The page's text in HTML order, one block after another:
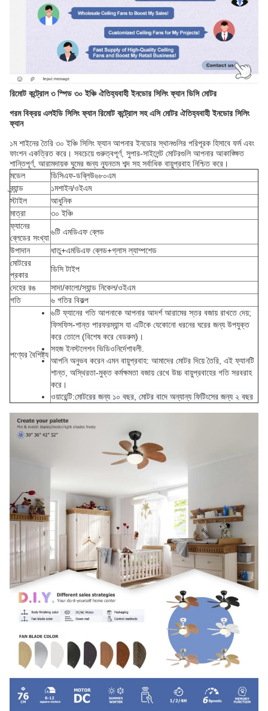
রিমোট কন্ট্রোল ৩ স্পিড ৩০ ইঞ্চি ঐতিহ্যবাহী ইনডোর সিলিং ফ্যান ডিসি মোটর
গরম বিক্রয় এলইডি সিলিং ফ্যান রিমোট কন্ট্রোল সহ এসি মোটর ঐতিহ্যবাহী ইনডোর সিলিং
ফ্যান
১ম শাইনের তৈরি ৩০ ইঞ্চি সিলিং ফ্যান আপনার ইনডোর স্থানগুলির পরিপূরক হিসাবে ফর্ম এবং
ফাংশন একত্রিত করে। সবচেয়ে গুরুত্বপূর্ণ, সুপার-সাইলেন্ট মোটরগুলি আপনার আকাঙ্ক্ষিত
শান্তিপূর্ণ, আরামদায়ক ঘুমের জন্য ন্যূনতম শব্দ সহ সর্বাধিক বায়ুপ্রবাহ নিশ্চিত করে।
মডেল
ডিসিএফ-ডব্লিউ৬৮০এম
ব্র্যান্ড
১মশাইন/ওইএম
স্টাইল
আধুনিক
মাত্রা
৩০ ইঞ্চি
ফ্যানের
ব্লেডের সংখ্যা
৬টি এমডিএফ ব্লেড
উপাদান
ধাতু+এমডিএফ ব্লেড+গ্লাস ল্যাম্পশেড
মোটরের
প্রকার
ডিসি টাইপ
দেহের রঙ
সাদা/কালো/স্যান্ড নিকেল/ওইএম
গতি
৬ গতির বিকল্প
পণ্যের বৈশিষ্ট্য
৬টি ফ্যানের গতি আপনাকে আপনার আদর্শ আরামের স্তর বজায় রাখতে দেয়;
ফিসফিস-শান্ত পারফরম্যান্স যা এটিকে যেকোনো ধরনের ঘরের জন্য উপযুক্ত
করে তোলে (বিশেষ করে বেডরুম)।
সহজ ইনস্টলেশনভিডিওনির্দেশাবলী
আপনি অনুভব করেন এমন বায়ুপ্রবাহ: আমাদের মোটর দিয়ে তৈরি, এই ফ্যানটি
শান্ত, অস্থিরতা-মুক্ত কর্মক্ষমতা বজায় রেখে উচ্চ বায়ুপ্রবাহের গতি সরবরাহ
করে।
ওয়ারেন্টি:মোটরের জন্য ১০ বছর, মোটর বাদে অন্যান্য ফিটিংসের জন্য ২ বছর